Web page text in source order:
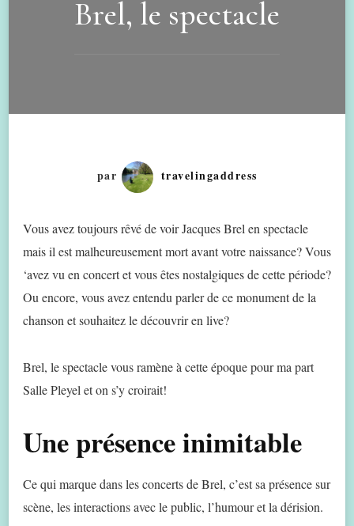
Brel, le spectacle
par travelingaddress
Vous avez toujours rêvé de voir Jacques Brel en spectacle
mais il est malheureusement mort avant votre naissance? Vous
‘avez vu en concert et vous êtes nostalgiques de cette période?
Ou encore, vous avez entendu parler de ce monument de la
chanson et souhaitez le découvrir en live?
Brel, le spectacle vous ramène à cette époque pour ma part
Salle Pleyel et on s’y croirait!
Une présence inimitable
Ce qui marque dans les concerts de Brel, c’est sa présence sur
scène, les interactions avec le public, l’humour et la dérision.